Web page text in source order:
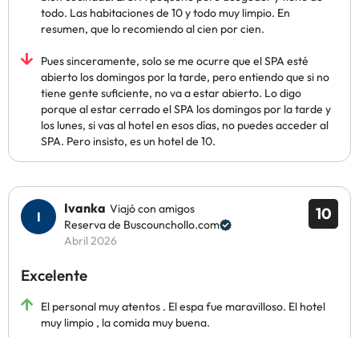
todo. Las habitaciones de 10 y todo muy limpio. En
resumen, que lo recomiendo al cien por cien.
Pues sinceramente, solo se me ocurre que el SPA esté
abierto los domingos por la tarde, pero entiendo que si no
tiene gente suficiente, no va a estar abierto. Lo digo
porque al estar cerrado el SPA los domingos por la tarde y
los lunes, si vas al hotel en esos días, no puedes acceder al
SPA. Pero insisto, es un hotel de 10.
10
Ivanka Viajó con amigos
Reserva de Buscounchollo.com
Abril 2026
Excelente
El personal muy atentos . El espa fue maravilloso. El hotel
muy limpio , la comida muy buena.